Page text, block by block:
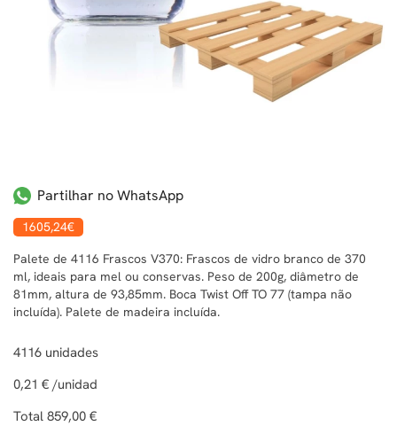
Partilhar no WhatsApp
1605,24€
Palete de 4116 Frascos V370: Frascos de vidro branco de 370
ml, ideais para mel ou conservas. Peso de 200g, diâmetro de
81mm, altura de 93,85mm. Boca Twist Off TO 77 (tampa não
incluída). Palete de madeira incluída.
4116 unidades
0,21 € /unidad
Total 859,00 €